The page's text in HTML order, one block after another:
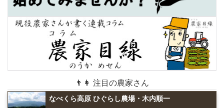
👨👩 注目の農家さん
なべくら高原 ひぐらし農場・木内順一